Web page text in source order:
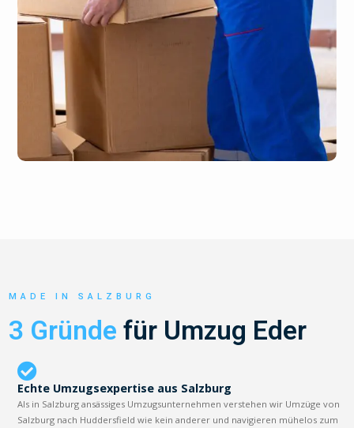
MADE IN SALZBURG
3 Gründe für Umzug Eder
Echte Umzugsexpertise aus Salzburg
Als in Salzburg ansässiges Umzugsunternehmen verstehen wir Umzüge von
Salzburg nach Huddersfield wie kein anderer und navigieren mühelos zum